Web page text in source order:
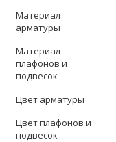
Материал
арматуры
Материал
плафонов и
подвесок
Цвет арматуры
Цвет плафонов и
подвесок